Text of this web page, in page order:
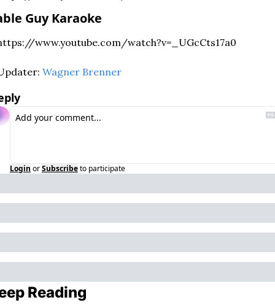
Guy Karaoke
www.youtube.com/watch?v=_UGcCts17a0
Wagner Brenner
Login orSubscribeto participate
Reading